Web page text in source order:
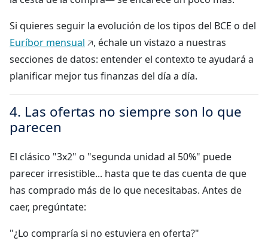
Si quieres seguir la evolución de los tipos del BCE o del
Euríbor mensual 🡥, échale un vistazo a nuestras
secciones de datos: entender el contexto te ayudará a
planificar mejor tus finanzas del día a día.
4. Las ofertas no siempre son lo que
parecen
El clásico "3x2" o "segunda unidad al 50%" puede
parecer irresistible... hasta que te das cuenta de que
has comprado más de lo que necesitabas. Antes de
caer, pregúntate:
"¿Lo compraría si no estuviera en oferta?"